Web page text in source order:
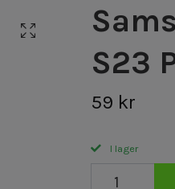
S23
59 kr
I lager